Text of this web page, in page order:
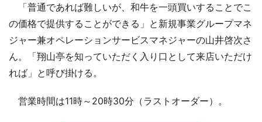
「普通であれば難しいが、和牛を一頭買いすることでこ
の価格で提供することができる」と新規事業グループマネ
ジャー兼オペレーションサービスマネジャーの山井啓次さ
ん。「翔山亭を知っていただく入り口として来店いただけ
れば」と呼び掛ける。
営業時間は11時～20時30分（ラストオーダー）。